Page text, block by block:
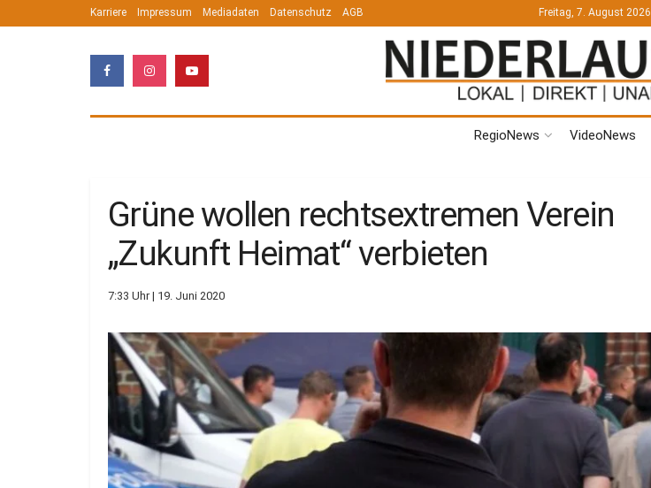
Karriere Impressum Mediadaten Datenschutz AGB Freitag, 7. August 2026
RegioNews VideoNews
Grüne wollen rechtsextremen Verein
„Zukunft Heimat“ verbieten
7:33 Uhr | 19. Juni 2020